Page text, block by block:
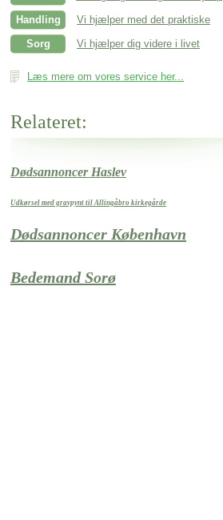
Handling
Vi hjælper med det praktiske
Sorg
Vi hjælper dig videre i livet
Læs mere om vores service her...
Relateret:
Dødsannoncer Haslev
Udkørsel med gravpynt til Allingåbro kirkegårde
Dødsannoncer København
Bedemand Sorø